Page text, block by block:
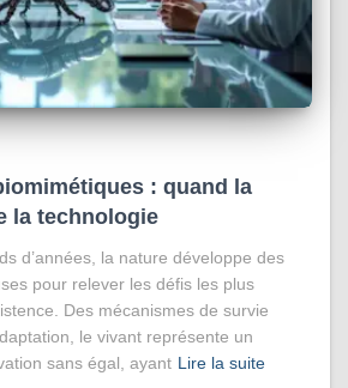
: quand la
la technologie
d’années, la nature développe des
pour relever les défis les plus
Des mécanismes de survie
le vivant représente un
sans égal, ayant Lire la suite